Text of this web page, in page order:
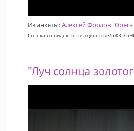
Из анкеты:Алексей Фролов "Opera
Ссылка на видео: https://youtu.be/
"Луч солнца